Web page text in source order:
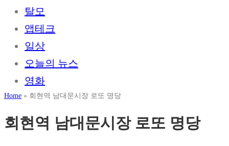
탈모
앱테크
일상
오늘의 뉴스
영화
Home » 회현역 남대문시장 로또 명당
회현역 남대문시장 로또 명당